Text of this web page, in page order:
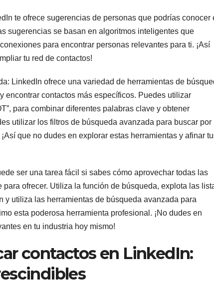
te ofrece sugerencias de personas que podrías conocer
sugerencias se basan en algoritmos inteligentes que
para encontrar personas relevantes para ti. ¡Así
tu red de contactos!
LinkedIn ofrece una variedad de herramientas de
encontrar contactos más específicos. Puedes utilizar
para combinar diferentes palabras clave y obtener
utilizar los filtros de búsqueda avanzada para buscar por
que no dudes en explorar estas herramientas y afinar
ser una tarea fácil si sabes cómo aprovechar todas las
ofrecer. Utiliza la función de búsqueda, explota las
utiliza las herramientas de búsqueda avanzada para
esta poderosa herramienta profesional. ¡No dudes en
en tu industria hoy mismo!
contactos en LinkedIn: